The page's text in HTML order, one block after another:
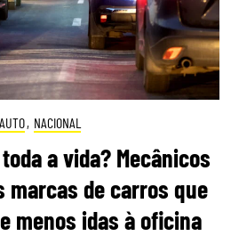
AUTO, NACIONAL
a vida? Mecânicos
marcas de carros que
menos idas à oficina